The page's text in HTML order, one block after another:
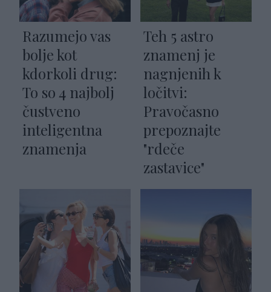
Razumejo vas
bolje kot
kdorkoli drug:
To so 4 najbolj
čustveno
inteligentna
znamenja
Teh 5 astro
znamenj je
nagnjenih k
ločitvi:
Pravočasno
prepoznajte
"rdeče
zastavice"